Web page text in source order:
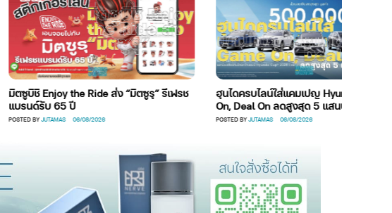
the Ride ส่ง “มิตซูรุ” รีเฟรช
รับ 65 ปี
JUTAMAS 06/08/2026
ฮุนไดครบไลน์ใส่แคมเปญ Hyundai Game
On, Deal On ลดสูงสุด 5 แสนบาท
JUTAMAS 06/08/2026